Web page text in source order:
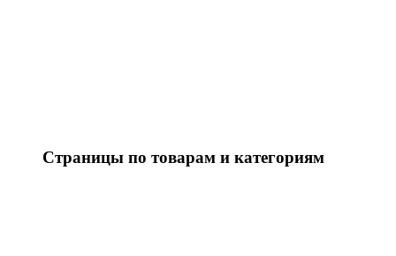
Страницы по товарам и категориям